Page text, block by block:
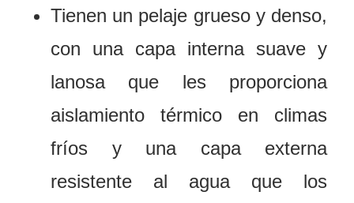
Tienen un pelaje grueso y denso,
con una capa interna suave y
lanosa que les proporciona
aislamiento térmico en climas
fríos y una capa externa
resistente al agua que los